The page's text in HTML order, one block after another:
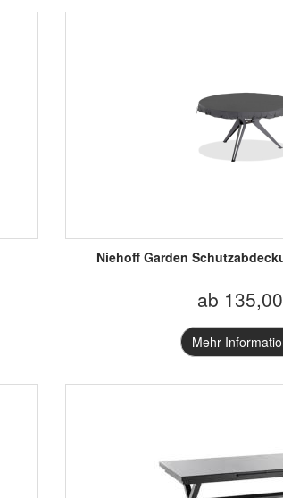
Niehoff Garden
ab
Mehr